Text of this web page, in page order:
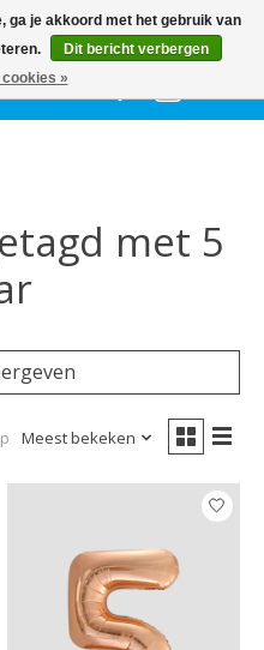
& accessoires |
| Altijd gratis parkeren
Verlanglijst
met 5
Meest bekeken
ga je akkoord met het gebruik van
Dit bericht verbergen
»